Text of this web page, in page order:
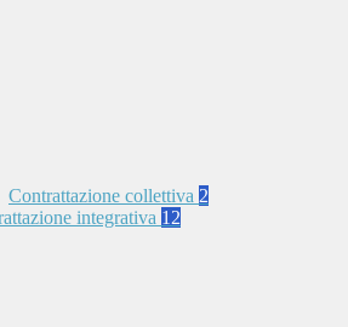
Contrattazione collettiva 2
integrativa 12